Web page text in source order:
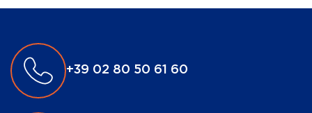
+39 02 80 50 61 60